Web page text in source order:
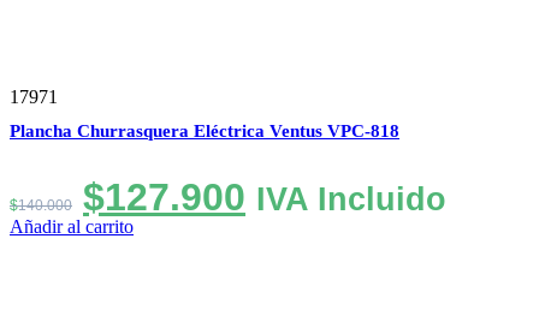
17971
Plancha Churrasquera Eléctrica Ventus VPC-818
$140.000 El
precio
$127.900 El
precio
IVA Incluido
Añadir al carrito